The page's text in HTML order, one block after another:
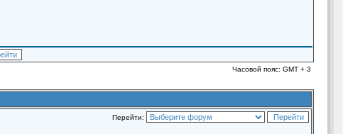
Часовой пояс: GMT + 3
Перейти: